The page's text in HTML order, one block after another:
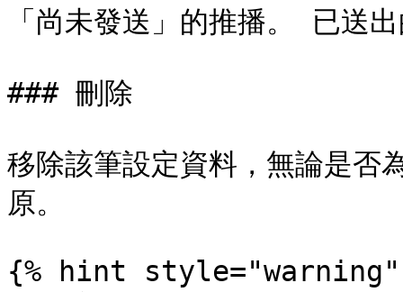
「尚未發送」的推播。 已送
### 刪除
移除該筆設定資料，無論是否
原。
{% hint style="warning"